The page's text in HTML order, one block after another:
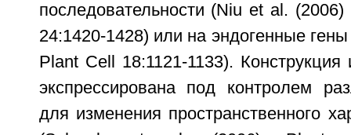
последовательности (Niu et al.
24:1420-1428) или на эндогенные
Plant Cell 18:1121-1133).
экспрессирована под контролем
для изменения пространственного